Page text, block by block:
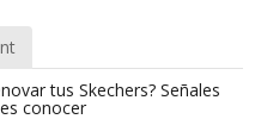
tus Skechers? Señales
conocer